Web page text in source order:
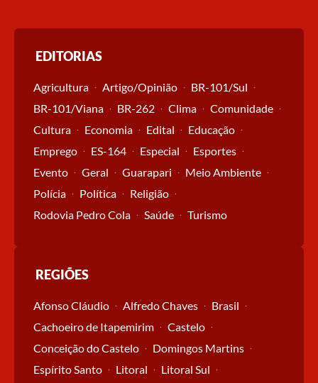
EDITORIAS
Agricultura Artigo/Opinião
BR-101/Sul
BR-101/Viana
BR-262 Clima
Comunidade
Cultura
Economia Edital
Educação
Emprego
ES-164 Especial
Esportes
Evento
Geral Guarapari
Meio Ambiente
Polícia
Política
Religião
Rodovia Pedro Cola
Saúde Turismo
REGIÕES
Afonso Cláudio Alfredo Chaves
Brasil
Cachoeiro de Itapemirim
Castelo
Conceição do Castelo
Domingos Martins
Espírito Santo
Litoral
Litoral Sul